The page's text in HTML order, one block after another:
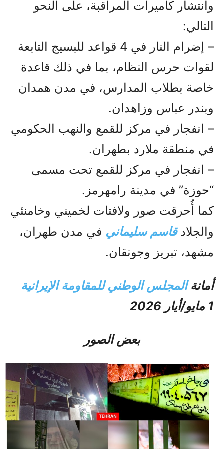
وانتشار كاميرات المراقبة، على النحو
التالي:
– إضرام النار في 4 قواعد للبسيج التابعة
لقوات حرس النظام، بما في ذلك قاعدة
خاصة بطلاب المدارس، في مدن همدان
وبندر عباس وزاهدان.
– انفجار في مركز للقمع والنهب الحكومي
في منطقة ملارد بطهران.
– انفجار في مركز للقمع تحت مسمى
“حوزة” في مدينة رامهرمز.
كما أُحرقت صور ولافتات لخميني وخامنئي
والجلادقاسم سليماني في مدن طهران،
مشهد، تبريز وجونقان.
أمانةالمجلس الوطني للمقاومة الإيرانية
1 مايو/أيار 2026
بعض الصور